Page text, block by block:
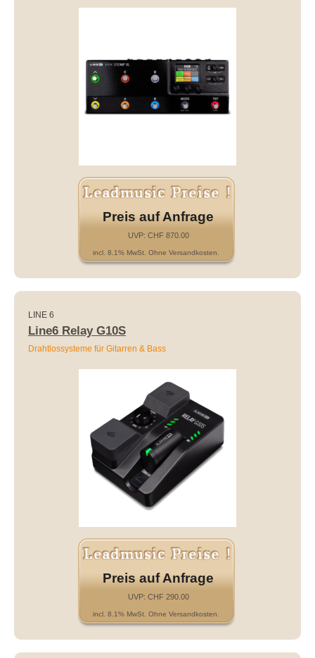
Preis auf Anfrage
UVP: CHF 870.00
incl. 8.1% MwSt. Ohne Versandkosten.
LINE 6
Line6 Relay G10S
Drahtlossysteme für Gitarren & Bass
Preis auf Anfrage
UVP: CHF 290.00
incl. 8.1% MwSt. Ohne Versandkosten.